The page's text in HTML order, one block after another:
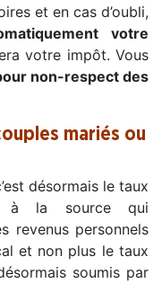
et en cas d’oubli,
votre
votre impôt. Vous
non-respect des
mariés ou
désormais le taux
à la source qui
revenus personnels
et non plus le taux
soumis par